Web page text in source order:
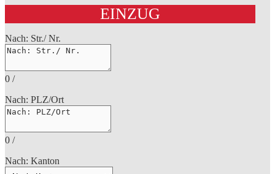
EINZUG
Nach: Str./ Nr.
0 /
Nach: PLZ/Ort
0 /
Nach: Kanton